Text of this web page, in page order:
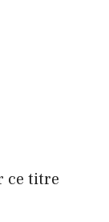
ce titre